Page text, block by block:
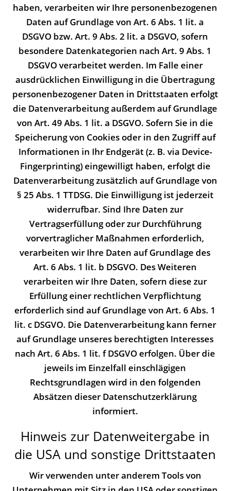
haben, verarbeiten wir Ihre personenbezogenen
Daten auf Grundlage von Art. 6 Abs. 1 lit. a
DSGVO bzw. Art. 9 Abs. 2 lit. a DSGVO, sofern
besondere Datenkategorien nach Art. 9 Abs. 1
DSGVO verarbeitet werden. Im Falle einer
ausdrücklichen Einwilligung in die Übertragung
personenbezogener Daten in Drittstaaten erfolgt
die Datenverarbeitung außerdem auf Grundlage
von Art. 49 Abs. 1 lit. a DSGVO. Sofern Sie in die
Speicherung von Cookies oder in den Zugriff auf
Informationen in Ihr Endgerät (z. B. via Device-
Fingerprinting) eingewilligt haben, erfolgt die
Datenverarbeitung zusätzlich auf Grundlage von
§ 25 Abs. 1 TTDSG. Die Einwilligung ist jederzeit
widerrufbar. Sind Ihre Daten zur
Vertragserfüllung oder zur Durchführung
vorvertraglicher Maßnahmen erforderlich,
verarbeiten wir Ihre Daten auf Grundlage des
Art. 6 Abs. 1 lit. b DSGVO. Des Weiteren
verarbeiten wir Ihre Daten, sofern diese zur
Erfüllung einer rechtlichen Verpflichtung
erforderlich sind auf Grundlage von Art. 6 Abs. 1
lit. c DSGVO. Die Datenverarbeitung kann ferner
auf Grundlage unseres berechtigten Interesses
nach Art. 6 Abs. 1 lit. f DSGVO erfolgen. Über die
jeweils im Einzelfall einschlägigen
Rechtsgrundlagen wird in den folgenden
Absätzen dieser Datenschutzerklärung
informiert.
Hinweis zur Datenweitergabe in
die USA und sonstige Drittstaaten
Wir verwenden unter anderem Tools von